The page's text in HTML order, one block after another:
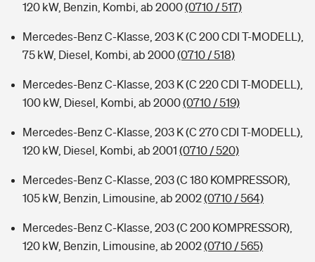
120 kW, Benzin, Kombi, ab 2000(0710 / 517)
Mercedes-Benz C-Klasse, 203 K (C 200 CDI T-MODELL),
75 kW, Diesel, Kombi, ab 2000(0710 / 518)
Mercedes-Benz C-Klasse, 203 K (C 220 CDI T-MODELL),
100 kW, Diesel, Kombi, ab 2000(0710 / 519)
Mercedes-Benz C-Klasse, 203 K (C 270 CDI T-MODELL),
120 kW, Diesel, Kombi, ab 2001 (0710 / 520)
Mercedes-Benz C-Klasse, 203 (C 180 KOMPRESSOR),
105 kW, Benzin, Limousine, ab 2002(0710 / 564)
Mercedes-Benz C-Klasse, 203 (C 200 KOMPRESSOR),
120 kW, Benzin, Limousine, ab 2002(0710 / 565)